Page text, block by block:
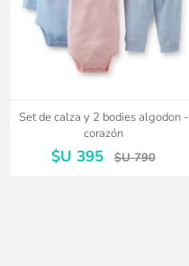
Set de calza y 2 bodies algodon -
corazón
$U 395 $U 790